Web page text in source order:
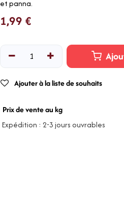
et panna.
1,99 €
Ajouter à la liste de souhaits
Prix de vente au kg
Expédition : 2-3 jours ouvrables